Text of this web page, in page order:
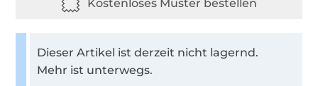
Dieser Artikel ist derzeit nicht lagernd.
Mehr ist unterwegs.